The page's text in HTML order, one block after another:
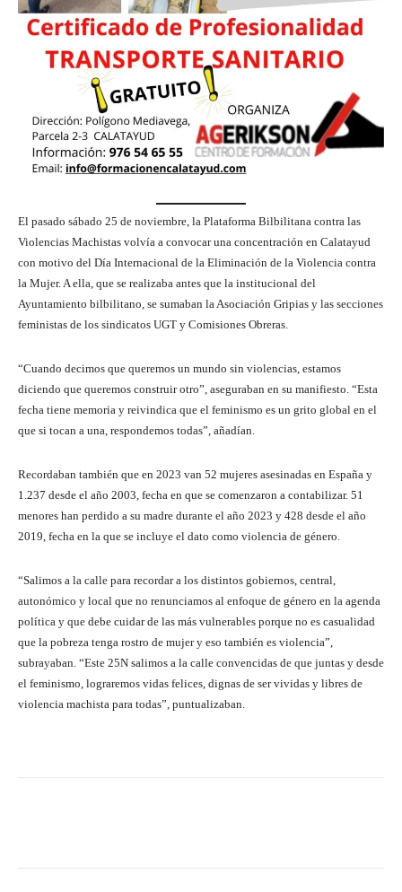
El pasado sábado 25 de noviembre, la Plataforma Bilbilitana contra las
Violencias Machistas volvía a convocar una concentración en Calatayud
con motivo del Día Internacional de la Eliminación de la Violencia contra
la Mujer. A ella, que se realizaba antes que la institucional del
Ayuntamiento bilbilitano, se sumaban la Asociación Gripias y las secciones
feministas de los sindicatos UGT y Comisiones Obreras.
“Cuando decimos que queremos un mundo sin violencias, estamos
diciendo que queremos construir otro”, aseguraban en su manifiesto. “Esta
fecha tiene memoria y reivindica que el feminismo es un grito global en el
que si tocan a una, respondemos todas”, añadían.
Recordaban también que en 2023 van 52 mujeres asesinadas en España y
1.237 desde el año 2003, fecha en que se comenzaron a contabilizar. 51
menores han perdido a su madre durante el año 2023 y 428 desde el año
2019, fecha en la que se incluye el dato como violencia de género.
“Salimos a la calle para recordar a los distintos gobiernos, central,
autonómico y local que no renunciamos al enfoque de género en la agenda
política y que debe cuidar de las más vulnerables porque no es casualidad
que la pobreza tenga rostro de mujer y eso también es violencia”,
subrayaban. “Este 25N salimos a la calle convencidas de que juntas y desde
el feminismo, lograremos vidas felices, dignas de ser vividas y libres de
violencia machista para todas”, puntualizaban.